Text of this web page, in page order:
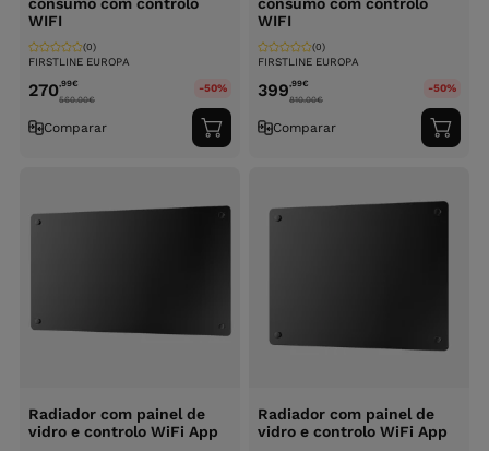
WIFI
FIRSTLINE EUROPA
(0)
270,99€
560.00€
-50%
Comparar
Adicionar
ao
WIFI
FIRSTLINE EUROPA
(0)
399,99€
810.00€
-50%
Comparar
ao
Radiador com painel de
vidro e controlo WiFi App
Radiador com painel de
vidro e controlo WiFi App